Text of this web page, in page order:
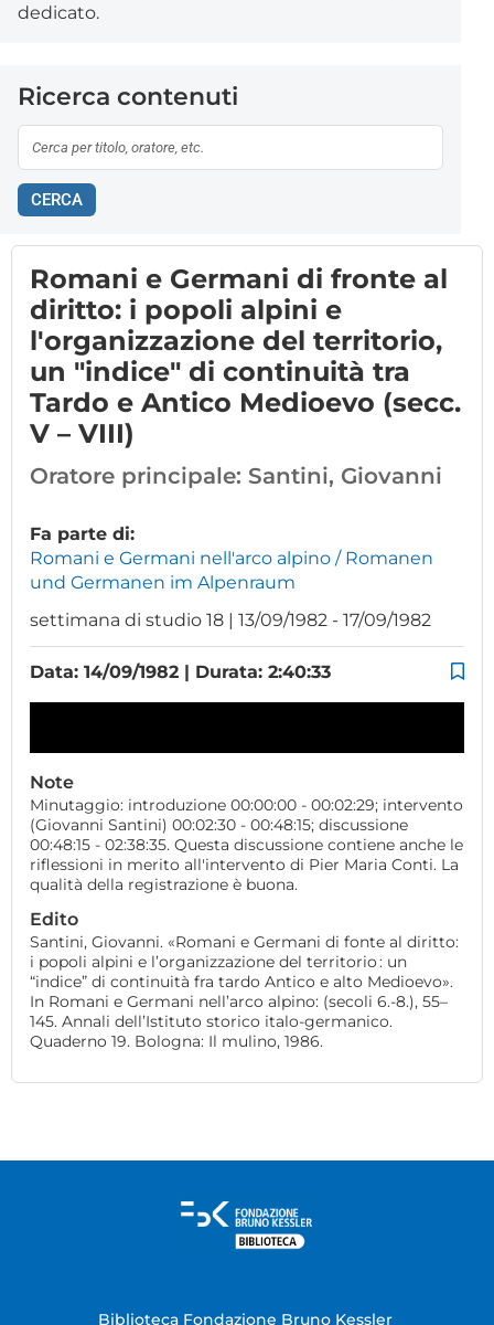
dedicato.
Ricerca contenuti
CERCA
Romani e Germani di fronte al
diritto: i popoli alpini e
l'organizzazione del territorio,
un "indice" di continuità tra
Tardo e Antico Medioevo (secc.
V – VIII)
Oratore principale: Santini, Giovanni
Fa parte di:
Romani e Germani nell'arco alpino / Romanen
und Germanen im Alpenraum
settimana di studio 18 | 13/09/1982 - 17/09/1982
Data: 14/09/1982 | Durata: 2:40:33
Note
Minutaggio: introduzione 00:00:00 - 00:02:29; intervento
(Giovanni Santini) 00:02:30 - 00:48:15; discussione
00:48:15 - 02:38:35. Questa discussione contiene anche le
riflessioni in merito all'intervento di Pier Maria Conti. La
qualità della registrazione è buona.
Edito
Santini, Giovanni. «Romani e Germani di fonte al diritto:
i popoli alpini e l’organizzazione del territorio : un
“indice” di continuità fra tardo Antico e alto Medioevo».
In Romani e Germani nell’arco alpino: (secoli 6.-8.), 55–
145. Annali dell’Istituto storico italo-germanico.
Quaderno 19. Bologna: Il mulino, 1986.
Biblioteca Fondazione Bruno Kessler